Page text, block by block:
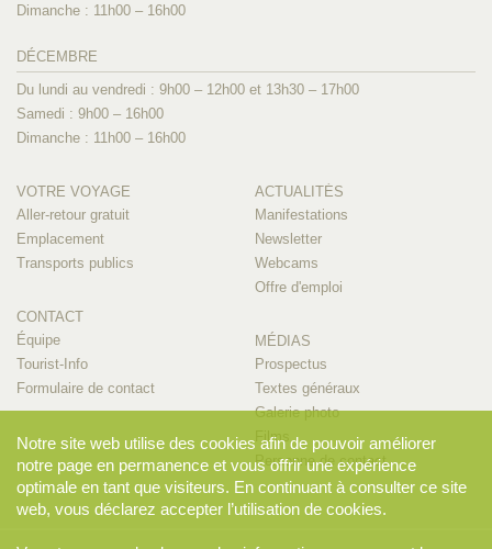
Dimanche : 11h00 – 16h00
DÉCEMBRE
Du lundi au vendredi : 9h00 – 12h00 et 13h30 – 17h00
Samedi : 9h00 – 16h00
Dimanche : 11h00 – 16h00
VOTRE VOYAGE
Aller-retour gratuit
Emplacement
Transports publics
CONTACT
Équipe
Tourist-Info
Formulaire de contact
ACTUALITÉS
Manifestations
Newsletter
Webcams
Offre d'emploi
MÉDIAS
Prospectus
Textes généraux
Galerie photo
Films
Personne de contact
Notre site web utilise des cookies afin de pouvoir améliorer
notre page en permanence et vous offrir une expérience
optimale en tant que visiteurs. En continuant à consulter ce site
web, vous déclarez accepter l’utilisation de cookies.